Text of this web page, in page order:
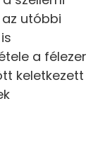
utóbbi
a félezer
keletkezett